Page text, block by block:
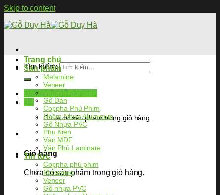
Skip to content
Tìm kiếm:
Đăng nhập / Đăng ký
Chưa có sản phẩm trong giỏ hàng.
Giỏ hàng
Chưa có sản phẩm trong giỏ hàng.
Trang chủ
Sản phẩm
Melamine
Veneer
Gỗ Dán
Coppha Phủ Phim
Nhôm Nhựa Aluminum
Gỗ Nhựa PVC
Phụ Kiện
Ván MDF
Ván Phủ Laminate
Tin tức
Coppha phủ phim
Melamine
Veneer
Gỗ nhựa PVC